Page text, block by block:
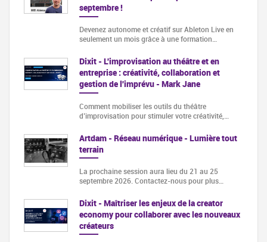
septembre !
Devenez autonome et créatif sur Ableton Live en
seulement un mois grâce à une formation…
Dixit - L'improvisation au théâtre et en
entreprise : créativité, collaboration et
gestion de l'imprévu - Mark Jane
Comment mobiliser les outils du théâtre
d’improvisation pour stimuler votre créativité,…
Artdam - Réseau numérique - Lumière tout
terrain
La prochaine session aura lieu du 21 au 25
septembre 2026. Contactez-nous pour plus…
Dixit - Maîtriser les enjeux de la creator
economy pour collaborer avec les nouveaux
créateurs